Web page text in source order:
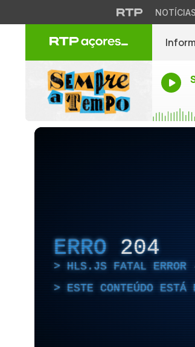
NOTÍCIAS
ERRO 204
HLS.JS FATAL ERROR
ESTE CONTEÚDO ESTÁ